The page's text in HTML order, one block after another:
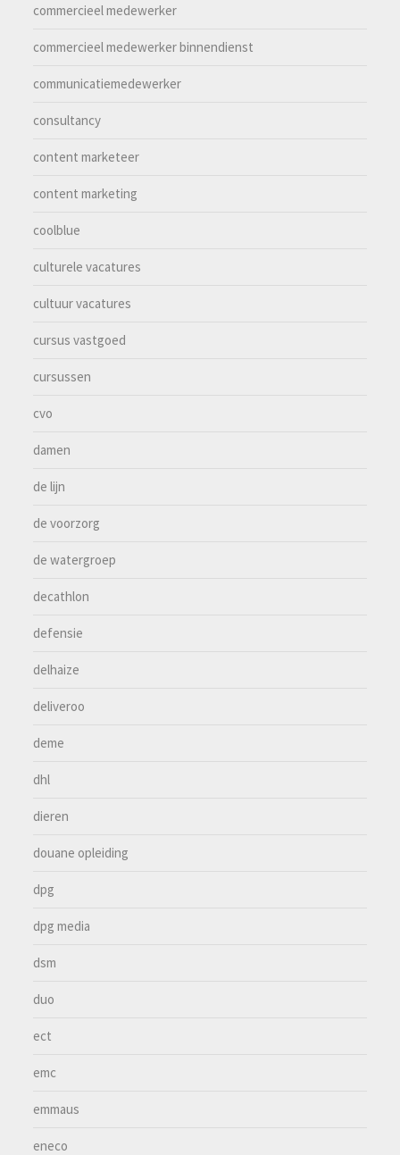
commercieel medewerker
commercieel medewerker binnendienst
communicatiemedewerker
consultancy
content marketeer
content marketing
coolblue
culturele vacatures
cultuur vacatures
cursus vastgoed
cursussen
cvo
damen
de lijn
de voorzorg
de watergroep
decathlon
defensie
delhaize
deliveroo
deme
dhl
dieren
douane opleiding
dpg
dpg media
dsm
duo
ect
emc
emmaus
eneco